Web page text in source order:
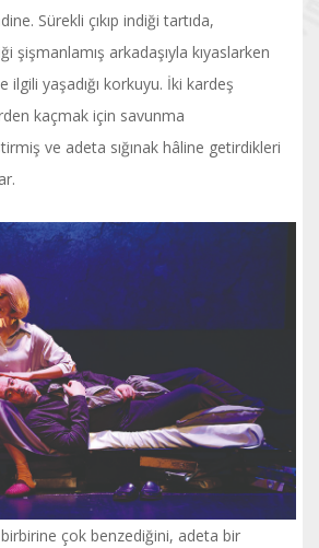
Sürekli çıkıp indiği tartıda,
şişmanlamış arkadaşıyla kıyaslarken
ilgili yaşadığı korkuyu. İki kardeş
kaçmak için savunma
ve adeta sığınak hâline getirdikleri
çok benzediğini, adeta bir